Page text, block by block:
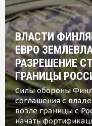
ВЛАСТИ
ЕВРО
РАЗРЕШЕНИЕ
ГРАНИЦЫ
Силы обороны
соглашения с
возле границы с
начать